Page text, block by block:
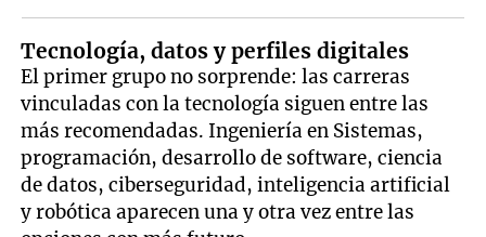
Tecnología, datos y perfiles digitales
El primer grupo no sorprende: las carreras
vinculadas con la tecnología siguen entre las
más recomendadas. Ingeniería en Sistemas,
programación, desarrollo de software, ciencia
de datos, ciberseguridad, inteligencia artificial
y robótica aparecen una y otra vez entre las